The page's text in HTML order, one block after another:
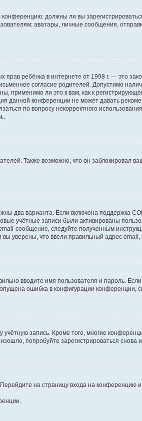
конференцию: должны ли вы
аватары, личные сообщения,
прав ребёнка в интернете от 1998 г. — это
согласие родителей. Допустимо
ли это к вам, как к
данной конференции не может давать
по вопросу некорректного
.
Также возможно, что он заблокировал
два варианта. Если включена поддержка
учётные записи были активированы
сообщение, следуйте полученным
уверены, что ввели правильный адрес
вводите имя пользователя и пароль.
ошибка в конфигурации конференции,
запись. Кроме того, многие
попробуйте зарегистрироваться снова и
на страницу входа на конференцию